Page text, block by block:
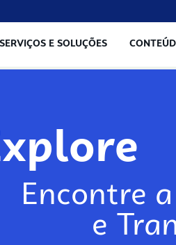
SERVIÇOS E SOLUÇÕES
Explore
Encontre
e